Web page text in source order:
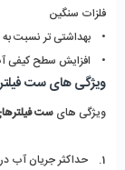
فلزات سنگین
• بهداشتی تر نسبت به
• افزایش سطح کیفی
ویژگی های ست
ویژگی های ست
1. حداکثر جریان آب در هر سه